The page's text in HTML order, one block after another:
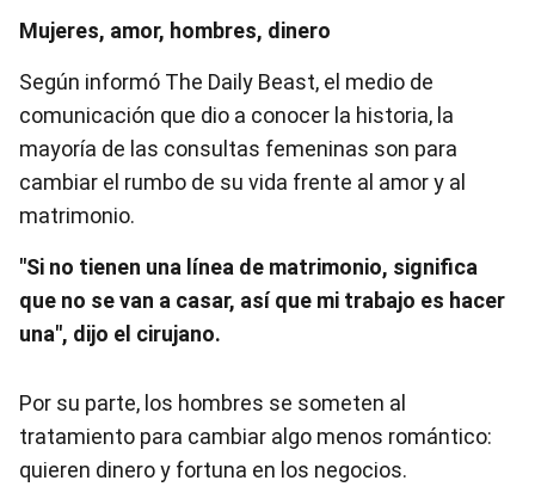
Mujeres, amor, hombres, dinero
Según informó The Daily Beast, el medio de
comunicación que dio a conocer la historia, la
mayoría de las consultas femeninas son para
cambiar el rumbo de su vida frente al amor y al
matrimonio.
"Si no tienen una línea de matrimonio, significa
que no se van a casar, así que mi trabajo es hacer
una", dijo el cirujano.
Por su parte, los hombres se someten al
tratamiento para cambiar algo menos romántico:
quieren dinero y fortuna en los negocios.